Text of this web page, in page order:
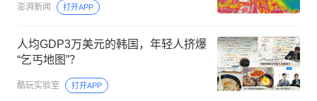
澎湃新闻 打开APP
人均GDP3万美元的韩国，年轻人挤爆
“乞丐地图”？
酷玩实验室 打开APP